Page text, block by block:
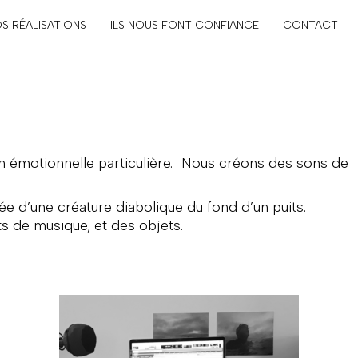
RÉALISATIONS ILS NOUS FONT CONFIANCE CONTACT
émotionnelle particulière. Nous créons des sons de
d’une créature diabolique du fond d’un puits.
de musique, et des objets.